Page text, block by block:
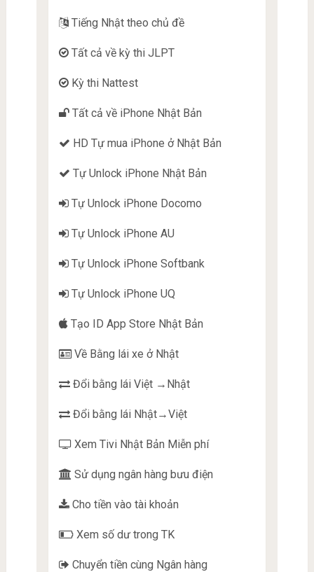
Tiếng Nhật theo chủ đề
Tất cả về kỳ thi JLPT
Kỳ thi Nattest
Tất cả về iPhone Nhật Bản
HD Tự mua iPhone ở Nhật Bản
Tự Unlock iPhone Nhật Bản
Tự Unlock iPhone Docomo
Tự Unlock iPhone AU
Tự Unlock iPhone Softbank
Tự Unlock iPhone UQ
Tạo ID App Store Nhật Bản
Về Bằng lái xe ở Nhật
Đổi bằng lái Việt →Nhật
Đổi bằng lái Nhật→Việt
Xem Tivi Nhật Bản Miễn phí
Sử dụng ngân hàng bưu điện
Cho tiền vào tài khoản
Xem số dư trong TK
Chuyển tiền cùng Ngân hàng